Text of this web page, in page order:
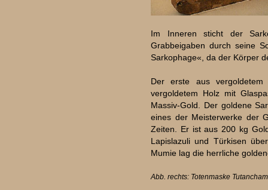
Im Inneren sticht der
Grabbeigaben durch seine
Sarkophage«, da der Körper
Der erste aus
vergoldetem Holz mit
Massiv-Gold. Der goldene
eines der Meisterwerke der
Zeiten. Er ist aus 200 kg
Lapislazuli und Türkisen
Mumie lag die herrliche
Abb. rechts: Totenmaske